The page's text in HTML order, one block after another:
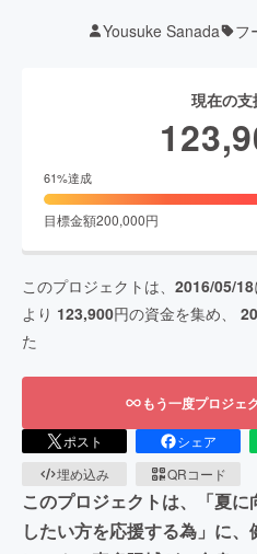
Yousuke Sanada フ
現在の
61%達成
目標金額200,000円
このプロジェクトは、 2016/05/18
より 123,900円の資金を集め、
た
もう一度プロジェ
ポスト シェア
埋め込み
QRコード
このプロジェクトは、「夏
したい方を応援する為」に